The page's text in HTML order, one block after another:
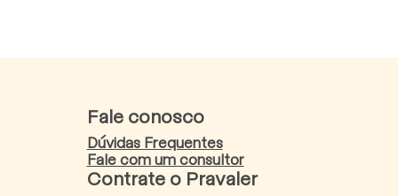
Fale conosco
Dúvidas Frequentes
Fale com um consultor
Contrate o Pravaler